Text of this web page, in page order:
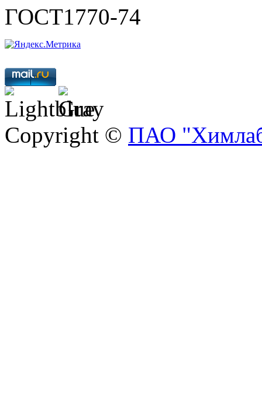
ГОСТ1770-74
Copyright © ПАО